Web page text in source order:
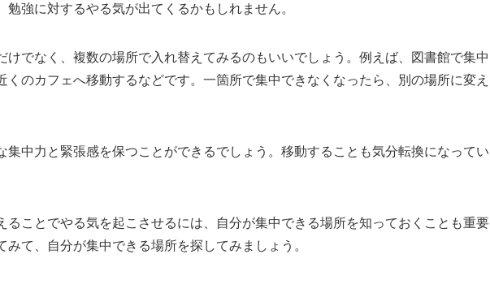
勉強に対するやる気が出てくるかもしれません。
けでなく、複数の場所で入れ替えてみるのもいいでしょう。例えば、図書館で集中
くのカフェへ移動するなどです。一箇所で集中できなくなったら、別の場所に変え
集中力と緊張感を保つことができるでしょう。移動することも気分転換になってい
ることでやる気を起こさせるには、自分が集中できる場所を知っておくことも重要
みて、自分が集中できる場所を探してみましょう。